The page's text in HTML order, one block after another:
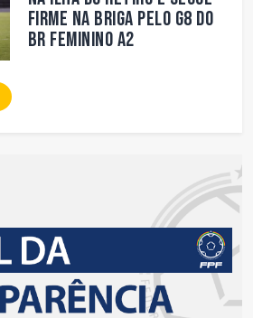
firme na briga pelo G8 do
BR Feminino A2